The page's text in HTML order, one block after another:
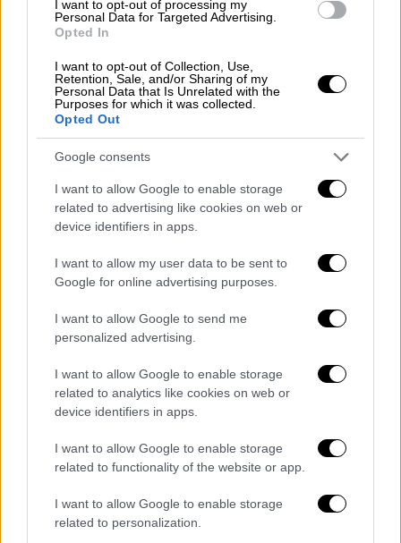
I want to opt-out of processing my
Personal Data for Targeted Advertising.
Opted In
I want to opt-out of Collection, Use,
Retention, Sale, and/or Sharing of my
Personal Data that Is Unrelated with the
Purposes for which it was collected.
Opted Out
Google consents
I want to allow Google to enable storage
related to advertising like cookies on web or
device identifiers in apps.
I want to allow my user data to be sent to
Google for online advertising purposes.
I want to allow Google to send me
personalized advertising.
I want to allow Google to enable storage
related to analytics like cookies on web or
device identifiers in apps.
I want to allow Google to enable storage
related to functionality of the website or app.
I want to allow Google to enable storage
related to personalization.
Βλαντίμιρ Πούτιν.
Λίγες μόνο ώρες μετά την ανακοίνωση του
ρώσου προέδρου, οι αεροπορικοί
συναγερμοί επαναλήφθηκαν στην
Ουκρανία
όπου οι αρχές, που είχαν δεσμευθεί να
τηρήσουν την κατάπαυση του πυρός,
κατήγγειλαν την παραβίασή της από τους
Ρώσους.
Βολοντίμιρ Ζελένσκιγνωστοποίησε μέσω
Facebookότι οι ρίψεις οβίδων και οι
επιθέσεις με drone συνεχίσθηκαν καθ' όλη
της διάρκεια της νύκτας.